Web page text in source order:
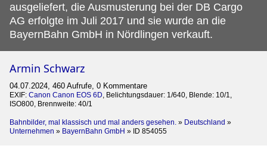
ausgeliefert, die Ausmusterung bei der DB Cargo
AG erfolgte im Juli 2017 und sie wurde an die
BayernBahn GmbH in Nördlingen verkauft.
Armin Schwarz
04.07.2024, 460 Aufrufe, 0 Kommentare
EXIF: Canon Canon EOS 6D, Belichtungsdauer: 1/640, Blende: 10/1,
ISO800, Brennweite: 40/1
Bahnbilder, mal klassisch und mal anders gesehen. » Deutschland »
Unternehmen » BayernBahn GmbH » ID 854055